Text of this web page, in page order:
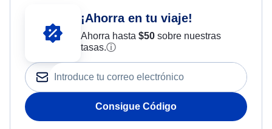
¡Ahorra en tu viaje!
Ahorra hasta $50sobre nuestras
tasas.ⓘ
Consigue Código